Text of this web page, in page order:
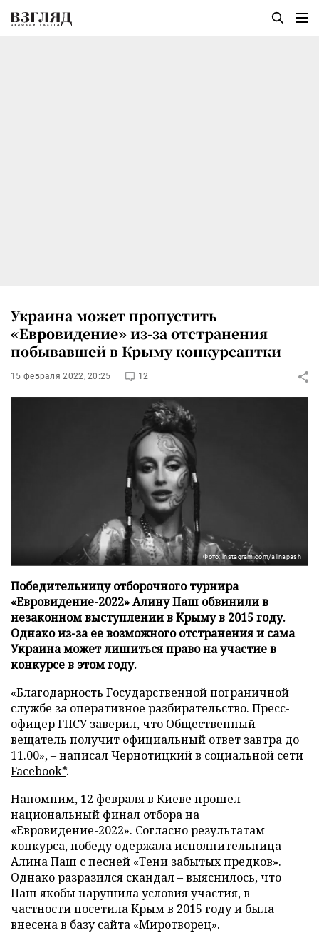
Украина может пропустить
«Евровидение» из-за отстранения
побывавшей в Крыму конкурсантки
15 февраля 2022, 20:25 12
Фото: instagram.com/alinapash
Победительницу отборочного турнира
«Евровидение-2022» Алину Паш обвинили в
незаконном выступлении в Крыму в 2015 году.
Однако из-за ее возможного отстранения и сама
Украина может лишиться право на участие в
конкурсе в этом году.
«Благодарность Государственной пограничной
службе за оперативное разбирательство. Пресс-
офицер ГПСУ заверил, что Общественный
вещатель получит официальный ответ завтра до
11.00», – написал Чернотицкий в социальной сети
Facebook*.
Напомним, 12 февраля в Киеве прошел
национальный финал отбора на
«Евровидение-2022». Согласно результатам
конкурса, победу одержала исполнительница
Алина Паш с песней «Тени забытых предков».
Однако разразился скандал – выяснилось, что
Паш якобы нарушила условия участия, в
частности посетила Крым в 2015 году и была
внесена в базу сайта «Миротворец».